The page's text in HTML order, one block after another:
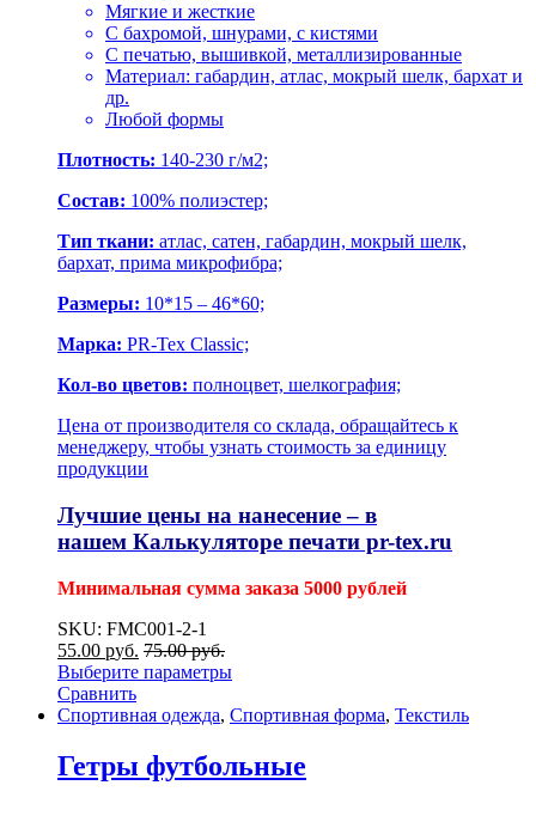
Мягкие и жесткие
С бахромой, шнурами, с кистями
С печатью, вышивкой, металлизированные
Материал: габардин, атлас, мокрый шелк, бархат и
др.
Любой формы
Плотность: 140-230 г/м2;
Состав: 100% полиэстер;
Тип ткани: атлас, сатен, габардин, мокрый шелк,
бархат, прима микрофибра;
Размеры: 10*15 – 46*60;
Марка: PR-Tex Classic;
Кол-во цветов: полноцвет, шелкография;
Цена от производителя со склада, обращайтесь к
менеджеру, чтобы узнать стоимость за единицу
продукции
Лучшие цены на нанесение – в
нашем Калькуляторе печати pr-tex.ru
Минимальная сумма заказа 5000 рублей
SKU: FMC001-2-1
55.00 руб. 75.00руб.
Выберите параметры
Сравнить
Спортивная одежда, Спортивная форма, Текстиль
Гетры футбольные